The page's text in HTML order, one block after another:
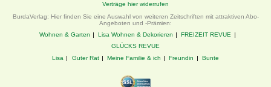
Verträge hier widerrufen
BurdaVerlag: Hier finden Sie eine Auswahl von weiteren Zeitschriften mit attraktiven Abo-
Angeboten und -Prämien:
Wohnen & Garten
Lisa Wohnen & Dekorieren
FREIZEIT REVUE
GLÜCKS REVUE
Lisa
Guter Rat Meine Familie & ich Freundin Bunte